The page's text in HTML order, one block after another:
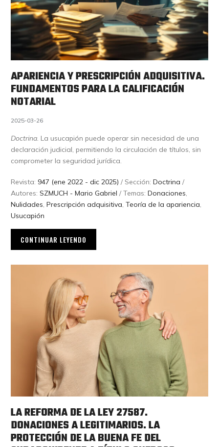
APARIENCIA Y PRESCRIPCIÓN ADQUISITIVA.
FUNDAMENTOS PARA LA CALIFICACIÓN
NOTARIAL
2025-03-26
Doctrina. La usucapión puede operar sin necesidad de una
declaración judicial, permitiendo la circulación de títulos, sin
comprometer la seguridad jurídica.
Revista: 947 (ene 2022 - dic 2025) / Sección:Doctrina /
Autores:SZMUCH - Mario Gabriel / Temas:Donaciones,
Nulidades,Prescripción adquisitiva,Teoría de la apariencia,
Usucapión
CONTINUAR LEYENDO
LA REFORMA DE LA LEY 27587.
DONACIONES A LEGITIMARIOS. LA
PROTECCIÓN DE LA BUENA FE DEL